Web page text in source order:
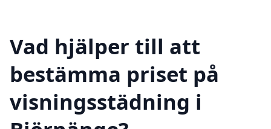
Vad hjälper till att
bestämma priset på
visningsstädning i